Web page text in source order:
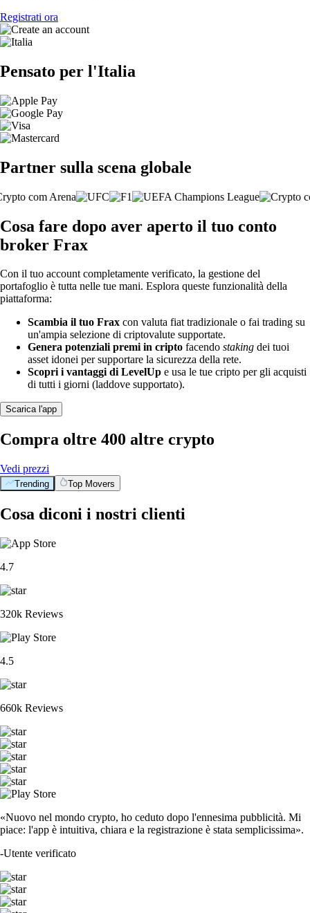
Registrati ora
Pensato per l'Italia
Partner sulla scena globale
Cosa fare dopo aver aperto il tuo conto
broker Frax
Con il tuo account completamente verificato, la gestione del
portafoglio è tutta nelle tue mani. Esplora queste funzionalità della
piattaforma:
Scambia il tuo Frax con valuta fiat tradizionale o fai trading su
un'ampia selezione di criptovalute supportate.
Genera potenziali premi in cripto facendo staking dei tuoi
asset idonei per supportare la sicurezza della rete.
Scopri i vantaggi di LevelUp e usa le tue cripto per gli acquisti
di tutti i giorni (laddove supportato).
Scarica l'app
Compra oltre 400 altre crypto
Vedi prezzi
Trending Top Movers
Cosa diconi i nostri clienti
4.7
320k Reviews
4.5
660k Reviews
«Nuovo nel mondo crypto, ho ceduto dopo l'ennesima pubblicità. Mi
piace: l'app è intuitiva, chiara e la registrazione è stata semplicissima».
-Utente verificato